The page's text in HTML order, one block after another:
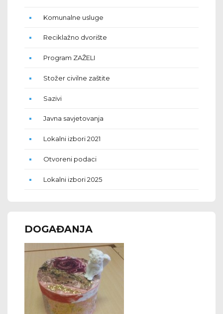
Komunalne usluge
Reciklažno dvorište
Program ZAŽELI
Stožer civilne zaštite
Sazivi
Javna savjetovanja
Lokalni izbori 2021
Otvoreni podaci
Lokalni izbori 2025
DOGAĐANJA